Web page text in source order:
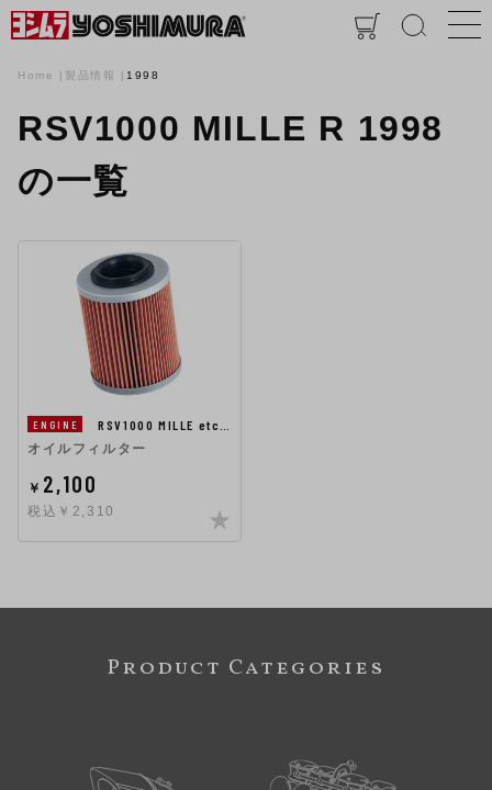
Home 製品情報 1998
RSV1000 MILLE R 1998
の一覧
ENGINE
RSV1000 MILLE etc…
オイルフィルター
￥ 2,100
税込￥2,310
Product Categories